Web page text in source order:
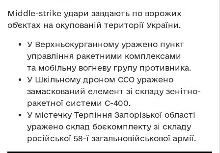
Middle-strike удари завдають по ворожих
обʼєктах на окупованій території України.
У Верхньокурганному уражено пункт
управління ракетними комплексами
та мобільну вогневу групу противника.
У Шкільному дроном ССО уражено
замаскований елемент зі складу зенітно-
ракетної системи С-400.
У містечку Терпіння Запорізької області
уражено склад боєкомплекту зі складу
російської 58-ї загальновійськової армії.